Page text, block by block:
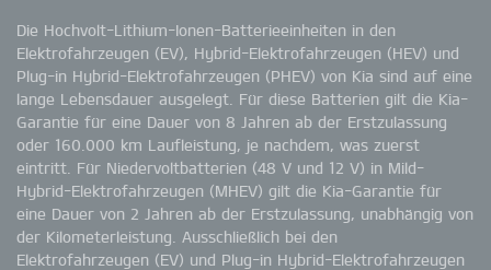
Die Hochvolt-Lithium-Ionen-Batterieeinheiten in den
Elektrofahrzeugen (EV), Hybrid-Elektrofahrzeugen (HEV) und
Plug-in Hybrid-Elektrofahrzeugen (PHEV) von Kia sind auf eine
lange Lebensdauer ausgelegt. Für diese Batterien gilt die Kia-
Garantie für eine Dauer von 8 Jahren ab der Erstzulassung
oder 160.000 km Laufleistung, je nachdem, was zuerst
eintritt. Für Niedervoltbatterien (48 V und 12 V) in Mild-
Hybrid-Elektrofahrzeugen (MHEV) gilt die Kia-Garantie für
eine Dauer von 2 Jahren ab der Erstzulassung, unabhängig von
der Kilometerleistung. Ausschließlich bei den
Elektrofahrzeugen (EV) und Plug-in Hybrid-Elektrofahrzeugen